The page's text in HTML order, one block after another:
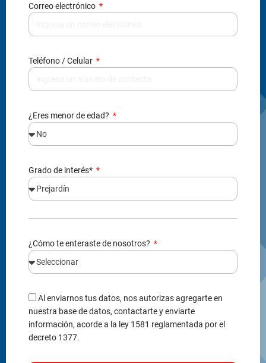
Correo electrónico
Teléfono / Celular
¿Eres menor de edad?
Grado de interés*
¿Cómo te enteraste de nosotros?
Al enviarnos tus datos, nos autorizas agregarte en
nuestra base de datos, contactarte y enviarte
información, acorde a la ley 1581 reglamentada por el
decreto 1377.